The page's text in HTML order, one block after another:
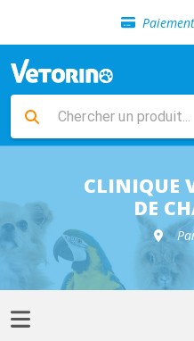
Livraison
Sélection de
Livraison
Retour
CLINIQUE
DE